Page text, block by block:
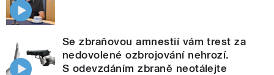
Se zbraňovou amnestií vám trest za
nedovolené ozbrojování nehrozí.
S odevzdáním zbraně neotálejte